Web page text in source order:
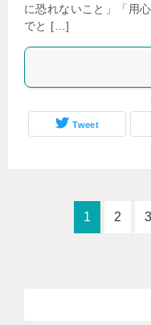
に恐れないこと」「用
でと […]
Tweet
1 2 3